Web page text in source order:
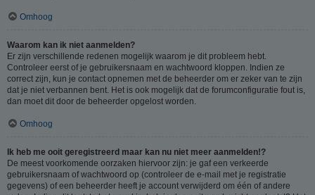
Omhoog
Waarom kan ik niet aanmelden?
Er zijn verschillende redenen mogelijk waarom je dit probleem hebt.
Controleer eerst of je gebruikersnaam en wachtwoord kloppen. Indien ze
correct zijn, kun je contact opnemen met de beheerder om er zeker van te zijn
dat je niet verbannen bent. Het is ook mogelijk dat de forumconfiguratie fout is,
dan moet dit door de beheerder opgelost worden.
Omhoog
Ik heb me ooit geregistreerd maar kan nu niet meer aanmelden!?
De meest voorkomende oorzaken hiervoor zijn: je gaf een verkeerde
gebruikersnaam of wachtwoord op (controleer de e-mail met je registratie
gegevens) of een beheerder heeft je account verwijderd om één of andere